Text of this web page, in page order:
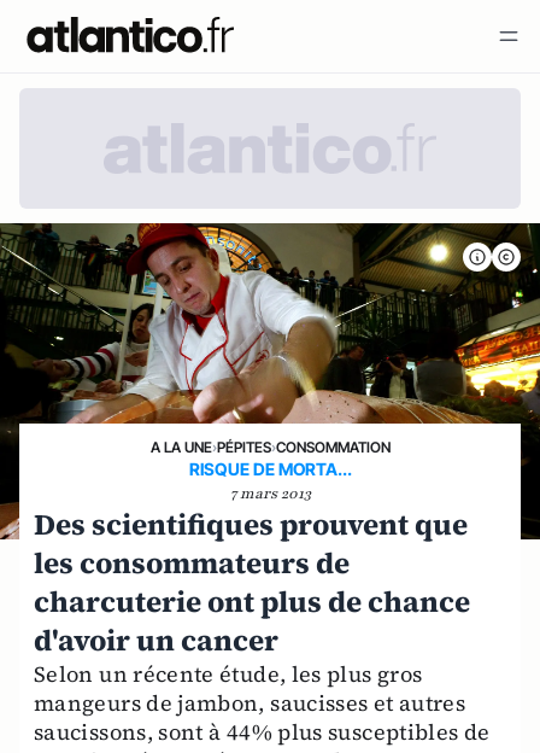
A LA UNE›PÉPITES›CONSOMMATION
RISQUE DE MORTA...
7 mars 2013
Des scientifiques prouvent que
les consommateurs de
charcuterie ont plus de chance
d'avoir un cancer
Selon un récente étude, les plus gros
mangeurs de jambon, saucisses et autres
saucissons, sont à 44% plus susceptibles de